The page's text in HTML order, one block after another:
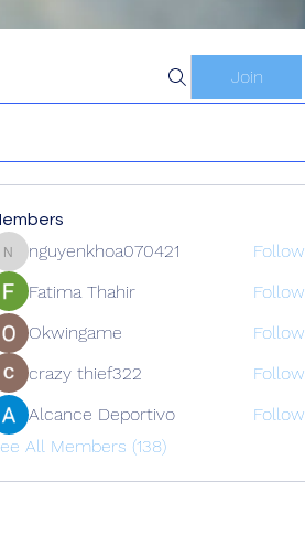
Join
nguyenkhoa070421
nguyenkhoa070421
Follow
Fatima Thahir
Follow
Okwingame
Follow
crazy thief322
Follow
Alcance Deportivo
Follow
All Members (138)